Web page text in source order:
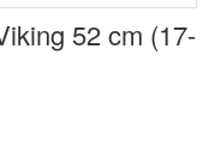
52 cm (17-